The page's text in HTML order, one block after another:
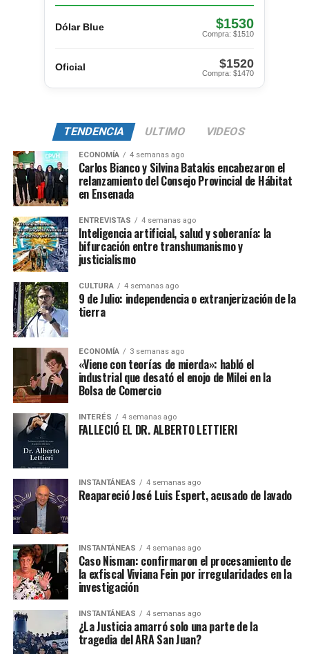
Dólar Blue $1530
Compra: $1510
Oficial $1520
Compra: $1470
TENDENCIA ULTIMO VIDEOS
ECONOMÍA 4 semanas ago
Carlos Bianco y Silvina Batakis encabezaron el
relanzamiento del Consejo Provincial de Hábitat
en Ensenada
ENTREVISTAS 4 semanas ago
Inteligencia artificial, salud y soberanía: la
bifurcación entre transhumanismo y
justicialismo
CULTURA 4 semanas ago
9 de Julio: independencia o extranjerización de la
tierra
ECONOMÍA 3 semanas ago
«Viene con teorías de mierda»: habló el
industrial que desató el enojo de Milei en la
Bolsa de Comercio
INTERÉS 4 semanas ago
FALLECIÓ EL DR. ALBERTO LETTIERI
INSTANTÁNEAS 4 semanas ago
Reapareció José Luis Espert, acusado de lavado
INSTANTÁNEAS 4 semanas ago
Caso Nisman: confirmaron el procesamiento de
la exfiscal Viviana Fein por irregularidades en la
investigación
INSTANTÁNEAS 4 semanas ago
¿La Justicia amarró solo una parte de la
tragedia del ARA San Juan?